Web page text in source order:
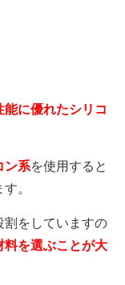
に優れたシリコ
ン系を使用すると
。
割をしていますの
料を選ぶことが大